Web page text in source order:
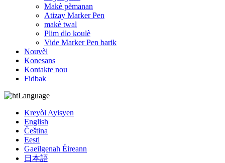
Makè pèmanan
Atizay Marker Pen
makè twal
Plim dlo koulè
Vide Marker Pen barik
Nouvèl
Konesans
Kontakte nou
Fidbak
Language
Kreyòl Ayisyen
English
Čeština
Eesti
Gaeilgenah Éireann
日本語